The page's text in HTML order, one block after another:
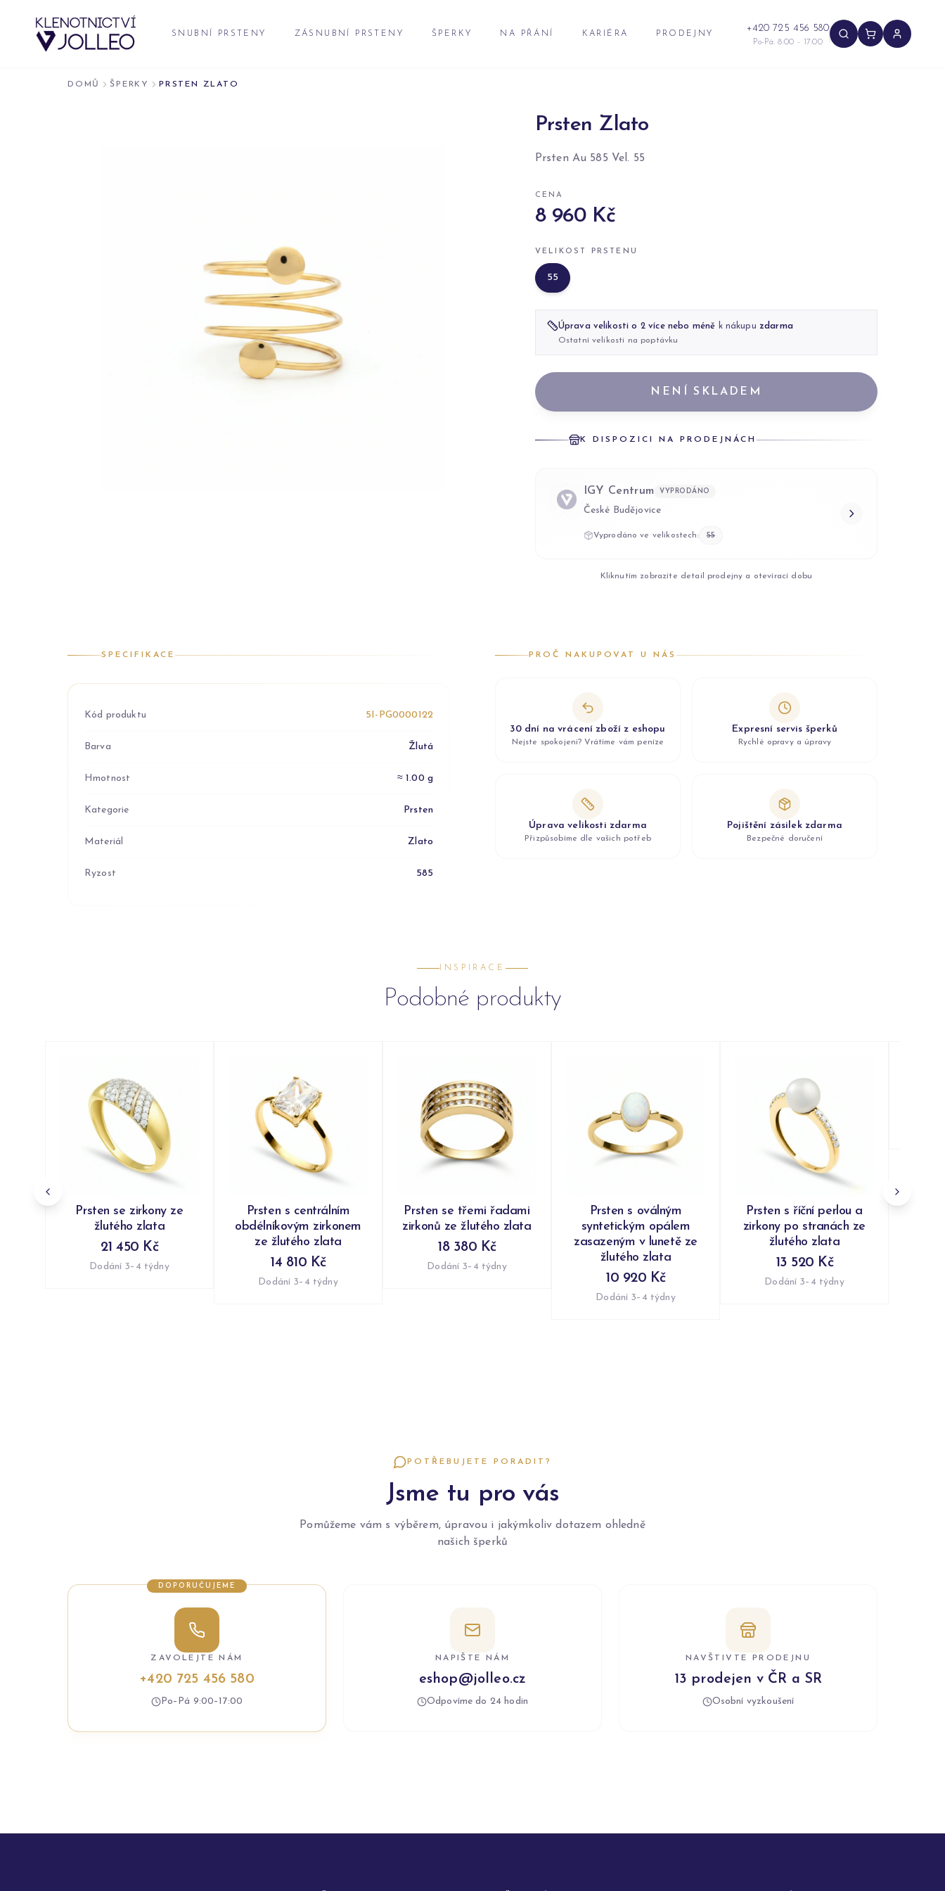
SNUBNÍ PRSTENY ZÁSNUBNÍ PRSTENY ŠPERKY NA PŘÁNÍ KARIÉRA PRODEJNY +420 725 456 580
Po-Pá: 8:00 - 17:00
DOMŮ ŠPERKY PRSTEN ZLATO
Prsten Zlato
Prsten Au 585 Vel. 55
CENA
8 960 Kč
VELIKOST PRSTENU
55
Úprava velikosti o 2 více nebo méně k nákupu zdarma
Ostatní velikosti na poptávku
NENÍ SKLADEM
K DISPOZICI NA PRODEJNÁCH
IGY Centrum VYPRODÁNO
České Budějovice
Vyprodáno ve velikostech: 55
Kliknutím zobrazíte detail prodejny a otevírací dobu
SPECIFIKACE
Kód produktu 5I-PG0000122
Barva Žlutá
Hmotnost ≈ 1.00 g
Kategorie Prsten
Materiál Zlato
Ryzost 585
PROČ NAKUPOVAT U NÁS
30 dní na vrácení zboží z eshopu
Nejste spokojeni? Vrátíme vám peníze
Expresní servis šperků
Rychlé opravy a úpravy
Úprava velikosti zdarma
Přizpůsobíme dle vašich potřeb
Pojištění zásilek zdarma
Bezpečné doručení
INSPIRACE
Podobné produkty
Prsten se zirkony ze
žlutého zlata
21 450 Kč
Dodání 3–4 týdny
Prsten s centrálním
obdélníkovým zirkonem
ze žlutého zlata
14 810 Kč
Dodání 3–4 týdny
Prsten se třemi řadami
zirkonů ze žlutého zlata
18 380 Kč
Dodání 3–4 týdny
Prsten s oválným
syntetickým opálem
zasazeným v lunetě ze
žlutého zlata
10 920 Kč
Dodání 3–4 týdny
Prsten s říční perlou a
zirkony po stranách ze
žlutého zlata
13 520 Kč
Dodání 3–4 týdny
POTŘEBUJETE PORADIT?
Jsme tu pro vás
Pomůžeme vám s výběrem, úpravou i jakýmkoliv dotazem ohledně
našich šperků
DOPORUČUJEME
ZAVOLEJTE NÁM
+420 725 456 580
Po–Pá 9:00–17:00
NAPIŠTE NÁM
eshop@jolleo.cz
Odpovíme do 24 hodin
NAVŠTIVTE PRODEJNU
13 prodejen v ČR a SR
Osobní vyzkoušení